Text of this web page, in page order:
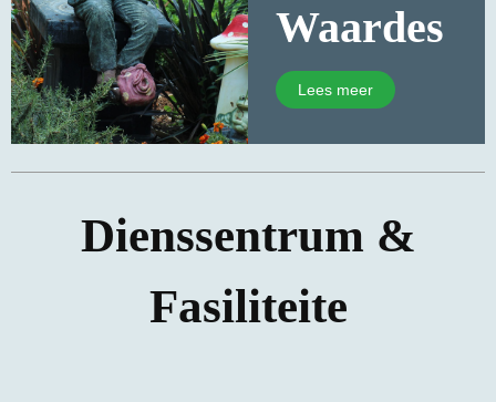
Waardes
Lees meer
Dienssentrum &
Fasiliteite